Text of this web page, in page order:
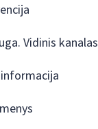
Vidinis kanalas